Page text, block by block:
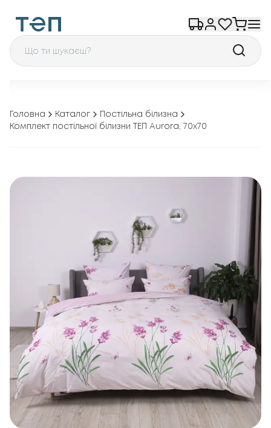
Головна Каталог
Постільна білизна
Комплект постільної білизни ТЕП Aurora, 70x70